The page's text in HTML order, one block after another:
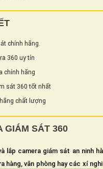
chính hãng.
360 uy tín
chính hãng
sát 360 tốt nhất
chất lượng
GIÁM SÁT 360
lắp camera giám sát an ninh
văn phòng hay các xí